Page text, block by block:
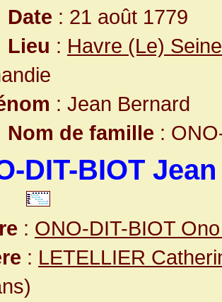
Date : 21 août 1779
Lieu : Havre (Le)
: Jean Bernard
Nom de famille :
DIT-BIOT
: ONO-DIT-BIOT
: LETELLIER